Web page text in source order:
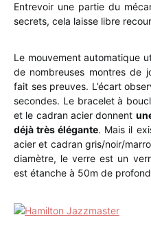
Entrevoir une partie du
secrets, cela laisse libre
Le mouvement automatique
de nombreuses montres de
fait ses preuves. L’écart
secondes. Le bracelet à
et le cadran acier donnent
déjà très élégante. Mais il
acier et cadran gris/noir/
diamètre, le verre est un
est étanche à 50m de